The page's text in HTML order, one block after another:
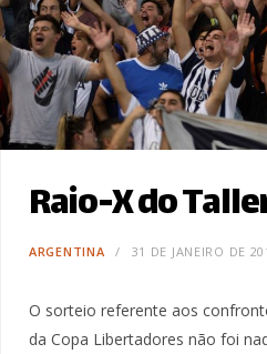
Raio-X do
ARGENTINA 31 DE JANEIRO DE
O sorteio referente aos
da Copa Libertadores não foi